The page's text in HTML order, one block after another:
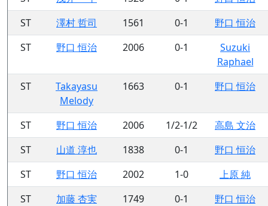
ST
澤村 哲司 1561 0-1
野口 恒治
ST
野口 恒治 2006 0-1
Suzuki
Raphael
ST
Takayasu
Melody
1663 0-1 野口 恒治
ST 野口 恒治 2006 1/2-1/2
高島 文治
ST
山道 淳也 1838 0-1
野口 恒治
ST
野口 恒治 2002 1-0
上原 純
ST
加藤 杏実 1749 0-1
野口 恒治